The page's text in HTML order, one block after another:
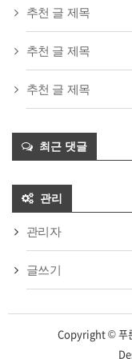
추천 글 제목
추천 글 제목
추천 글 제목
최근 댓글
관리
관리자
글쓰기
Copyright © 푸